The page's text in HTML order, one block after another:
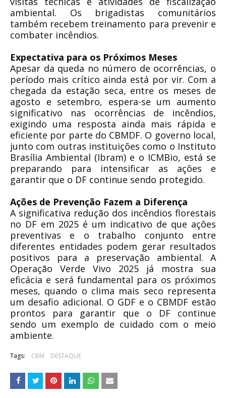
ambiental. Os brigadistas comunitários
também recebem treinamento para prevenir e
combater incêndios.
Expectativa para os Próximos Meses
Apesar da queda no número de ocorrências, o
período mais crítico ainda está por vir. Com a
chegada da estação seca, entre os meses de
agosto e setembro, espera-se um aumento
significativo nas ocorrências de incêndios,
exigindo uma resposta ainda mais rápida e
eficiente por parte do CBMDF. O governo local,
junto com outras instituições como o Instituto
Brasília Ambiental (Ibram) e o ICMBio, está se
preparando para intensificar as ações e
garantir que o DF continue sendo protegido.
Ações de Prevenção Fazem a Diferença
A significativa redução dos incêndios florestais
no DF em 2025 é um indicativo de que ações
preventivas e o trabalho conjunto entre
diferentes entidades podem gerar resultados
positivos para a preservação ambiental. A
Operação Verde Vivo 2025 já mostra sua
eficácia e será fundamental para os próximos
meses, quando o clima mais seco representa
um desafio adicional. O GDF e o CBMDF estão
prontos para garantir que o DF continue
sendo um exemplo de cuidado com o meio
ambiente.
Tags: CBM DESTAQUE